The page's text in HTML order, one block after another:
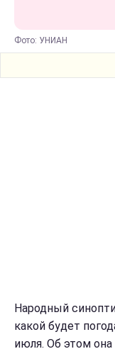
Фото: УНИАН
Народный
какой будет
июля. Об этом она